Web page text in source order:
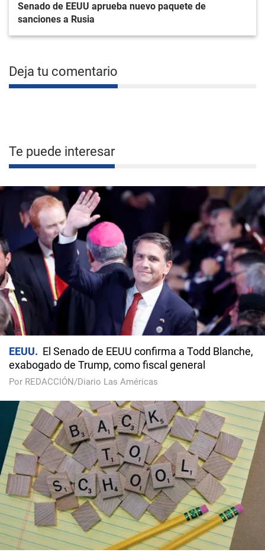
Senado de EEUU aprueba nuevo paquete de
sanciones a Rusia
Deja tu comentario
Te puede interesar
EEUU
El Senado de EEUU confirma a Todd Blanche,
exabogado de Trump, como fiscal general
Por REDACCIÓN/Diario Las Américas